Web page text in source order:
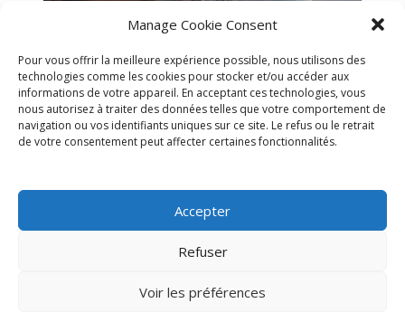
Manage Cookie Consent
Pour vous offrir la meilleure expérience possible, nous utilisons des
technologies comme les cookies pour stocker et/ou accéder aux
informations de votre appareil. En acceptant ces technologies, vous
nous autorisez à traiter des données telles que votre comportement de
navigation ou vos identifiants uniques sur ce site. Le refus ou le retrait
de votre consentement peut affecter certaines fonctionnalités.
Accepter
Refuser
Voir les préférences